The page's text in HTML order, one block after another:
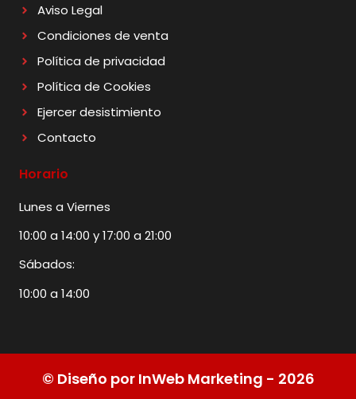
Aviso Legal
Condiciones de venta
Política de privacidad
Política de Cookies
Ejercer desistimiento
Contacto
Horario
Lunes a Viernes
10:00 a 14:00 y 17:00 a 21:00
Sábados:
10:00 a 14:00
© Diseño por InWeb Marketing - 2026